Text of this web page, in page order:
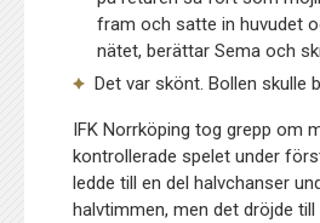
fram och satte in huvudet
nätet, berättar Sema och
Det var skönt. Bollen skulle
IFK Norrköping tog grepp om
kontrollerade spelet under
ledde till en del halvchanser
halvtimmen, men det dröjde till